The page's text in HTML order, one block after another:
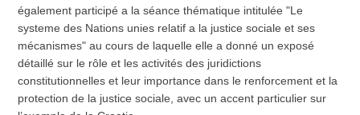
également participé a la séance thématique intitulée "Le
systeme des Nations unies relatif a la justice sociale et ses
mécanismes" au cours de laquelle elle a donné un exposé
détaillé sur le rôle et les activités des juridictions
constitutionnelles et leur importance dans le renforcement et la
protection de la justice sociale, avec un accent particulier sur